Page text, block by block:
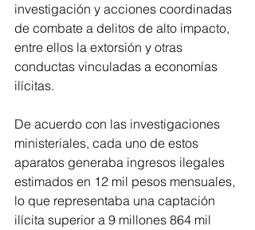
investigación y acciones coordinadas
de combate a delitos de alto impacto,
entre ellos la extorsión y otras
conductas vinculadas a economías
ilícitas.
De acuerdo con las investigaciones
ministeriales, cada uno de estos
aparatos generaba ingresos ilegales
estimados en 12 mil pesos mensuales,
lo que representaba una captación
ilícita superior a 9 millones 864 mil